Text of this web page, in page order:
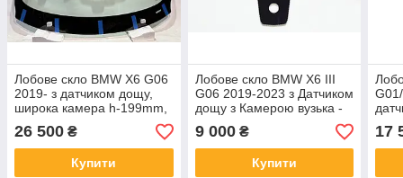
Лобове скло BMW X6 G06
2019- з датчиком дощу,
широка камера h-199mm,
26 500 ₴
Купити
Лобове скло BMW X6 III
G06 2019-2023 з Датчиком
дощу з Камерою вузька -
9 000₴
Купити
17